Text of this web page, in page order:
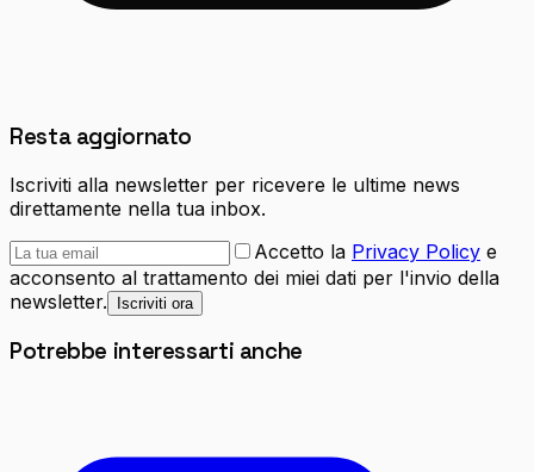
Resta aggiornato
Iscriviti alla newsletter per ricevere le ultime news
direttamente nella tua inbox.
Accetto la Privacy Policy e
acconsento al trattamento dei miei dati per l'invio della
newsletter.
Iscriviti ora
Potrebbe interessarti anche